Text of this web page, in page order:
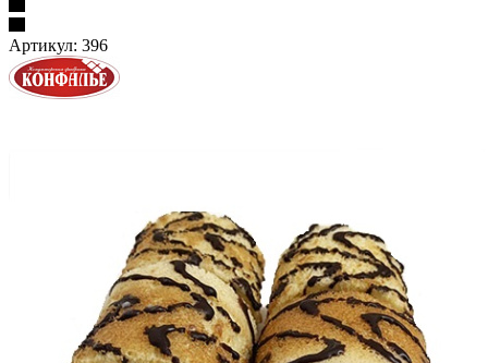
Артикул: 396